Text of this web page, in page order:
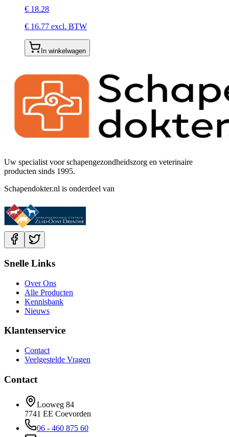
€ 18.28
€ 16.77 excl. BTW
In winkelwagen
Uw specialist voor schapengezondheidszorg en veterinaire
producten sinds 1995.
Schapendokter.nl is onderdeel van
Snelle Links
Over Ons
Alle Producten
Kennisbank
Nieuws
Klantenservice
Contact
Veelgestelde Vragen
Contact
Looweg 84
7741 EE Coevorden
06 - 460 875 60